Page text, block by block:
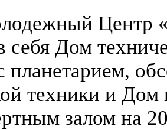
Центр
себя Дом
планетарием,
техники и Дом
залом на